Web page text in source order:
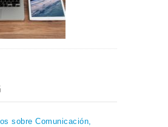
sobre Comunicación,